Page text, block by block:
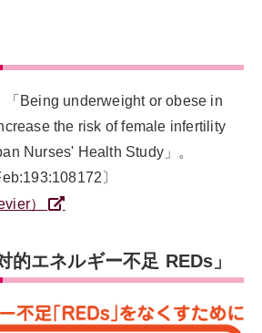
「Being underweight or obese in
the risk of female infertility
Nurses' Health Study」。
〕
）
的エネルギー不足 REDs」